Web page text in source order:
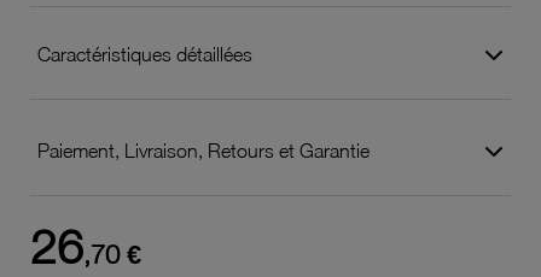
Caractéristiques détaillées
Paiement, Livraison, Retours et Garantie
26,70 €